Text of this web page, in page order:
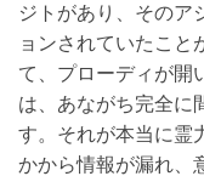
ジトがあり、そのア
ョンされていたこと
て、プローディが開
は、あながち完全に
す。それが本当に霊
かから情報が漏れ、